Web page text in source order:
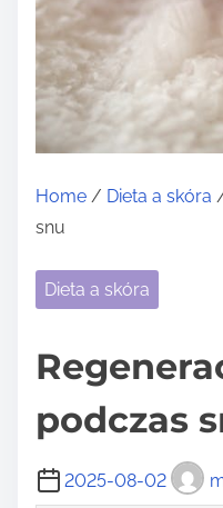
Home / Dieta a skóra
snu
Dieta a skóra
podczas
2025-08-02